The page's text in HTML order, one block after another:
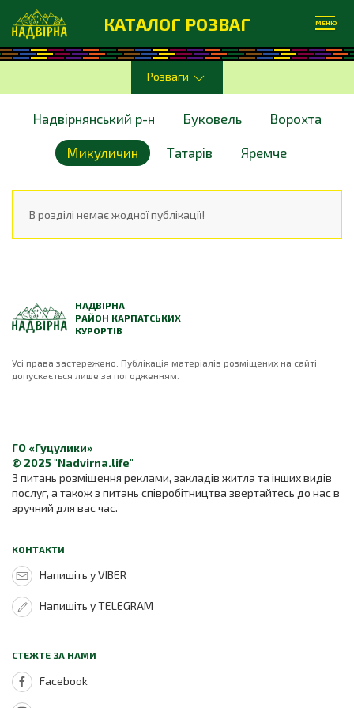
КАТАЛОГ РОЗВАГ МЕНЮ
Розваги
Надвірнянський р-н Буковель Ворохта
Микуличин Татарів Яремче
В розділі немає жодної публікації!
НАДВІРНА
РАЙОН КАРПАТСЬКИХ
КУРОРТІВ
Усі права застережено. Публікація матеріалів розміщених на сайті
допускається лише за погодженням.
ГО «Гуцулики»
© 2025 "Nadvirna.life"
З питань розміщення реклами, закладів житла та інших видів
послуг, а також з питань співробітництва звертайтесь до нас в
зручний для вас час.
КОНТАКТИ
Напишіть у VIBER
Напишіть у TELEGRAM
СТЕЖТЕ ЗА НАМИ
Facebook